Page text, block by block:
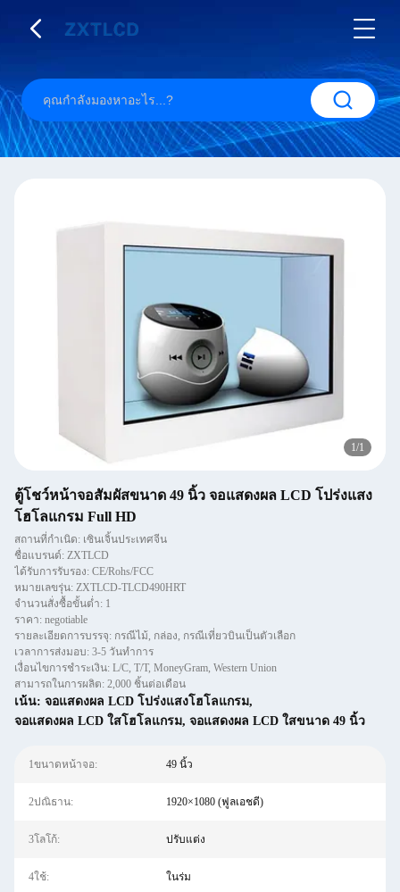
1/1
ตู้โชว์หน้าจอสัมผัสขนาด 49 นิ้ว จอแสดงผล LCD โปร่งแสง
โฮโลแกรม Full HD
สถานที่กำเนิด: เซินเจิ้นประเทศจีน
ชื่อแบรนด์: ZXTLCD
ได้รับการรับรอง: CE/Rohs/FCC
หมายเลขรุ่น: ZXTLCD-TLCD490HRT
จำนวนสั่งซื้อขั้นต่ำ: 1
ราคา: negotiable
รายละเอียดการบรรจุ: กรณีไม้, กล่อง, กรณีเที่ยวบินเป็นตัวเลือก
เวลาการส่งมอบ: 3-5 วันทำการ
เงื่อนไขการชำระเงิน: L/C, T/T, MoneyGram, Western Union
สามารถในการผลิต: 2,000 ชิ้นต่อเดือน
เน้น: จอแสดงผล LCD โปร่งแสงโฮโลแกรม,
จอแสดงผล LCD ใสโฮโลแกรม, จอแสดงผล LCD ใสขนาด 49 นิ้ว
1ขนาดหน้าจอ: 49 นิ้ว
2ปณิธาน: 1920×1080 (ฟูลเอชดี)
3โลโก้: ปรับแต่ง
4ใช้: ในร่ม